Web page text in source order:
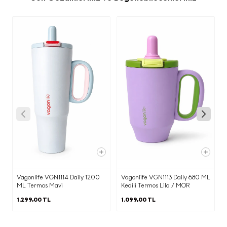
Vagonlife VGN1114 Daily 1200
ML Termos Mavi
1.299,00 TL
Vagonlife VGN1113 Daily 680 ML
Kedili Termos Lila / MOR
1.099,00 TL
Siz değerli çevrimiçi ziyaretçilerimize
reklam ve pazarlama amaçlı iletilerin
gönderilmesi kapsamında e-postanızı
paylaşmanız ile elde edilen kişisel
verileriniz aşağıda belirtilen amaçlar
kapsamında işlenmektedir.
Ürün/hizmet pazarlama süreçlerinin
yürütülmesi, Ecrou ürünleri ve güncel
haberler hakkında tarafınıza bilgi
verilmesi, reklam / kampanya /
etkinlik davetlerimizin iletilmesi,